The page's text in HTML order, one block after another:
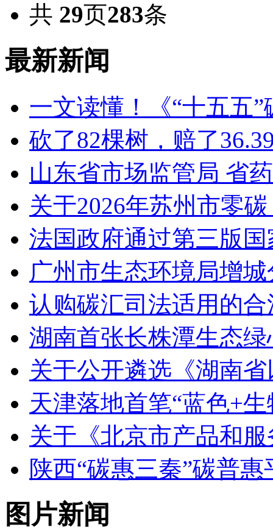
共 29页283条
最新新闻
一文读懂！《“十五五
砍了82棵树，赔了
山东省市场监管局 省
关于2026年苏州市零
法国政府通过第三版
广州市生态环境局增
认购碳汇司法适用的
湖南首张长株潭生态
关于公开遴选《湖南
天津落地首笔“蓝色+
关于《北京市产品和
陕西“碳惠三秦”碳普
图片新闻